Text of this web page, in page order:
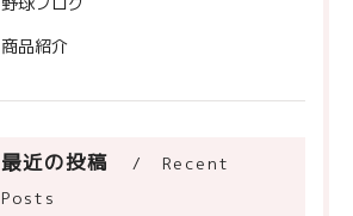
商品紹介
最近の投稿
Recent
Posts